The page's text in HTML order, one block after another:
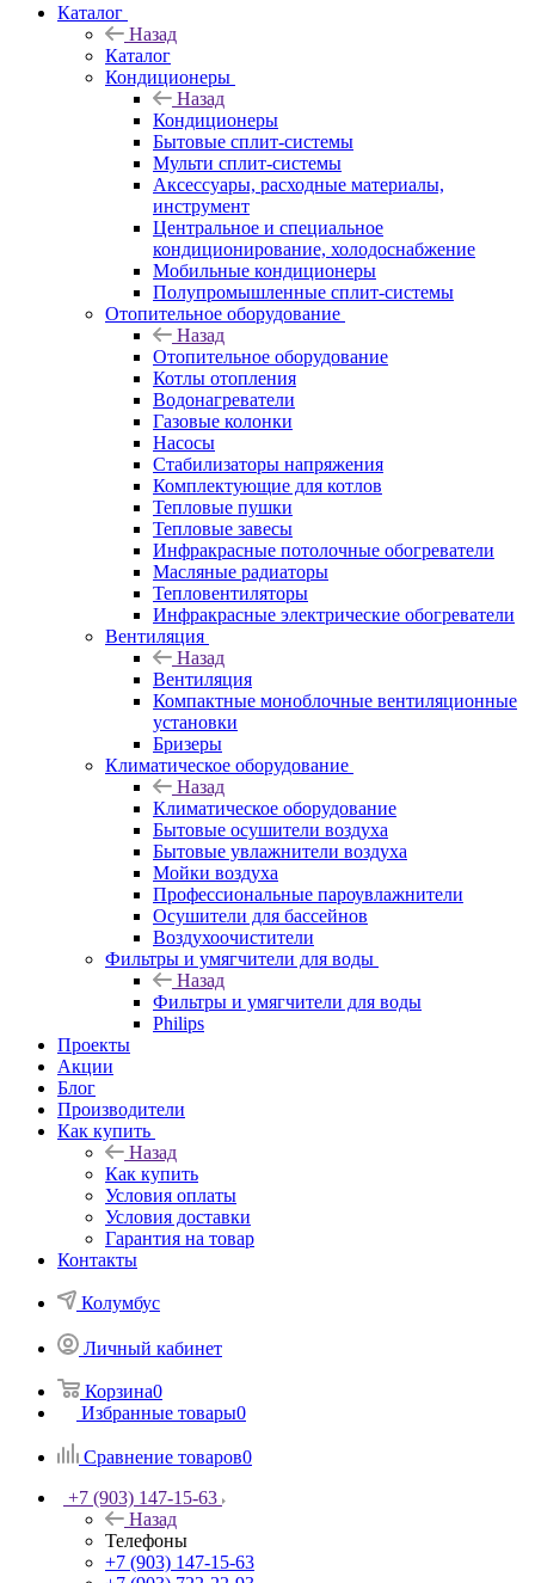
Каталог
Назад
Каталог
Кондиционеры
Назад
Кондиционеры
Бытовые сплит-системы
Мульти сплит-системы
Аксессуары, расходные материалы,
инструмент
Центральное и специальное
кондиционирование, холодоснабжение
Мобильные кондиционеры
Полупромышленные сплит-системы
Отопительное оборудование
Назад
Отопительное оборудование
Котлы отопления
Водонагреватели
Газовые колонки
Насосы
Стабилизаторы напряжения
Комплектующие для котлов
Тепловые пушки
Тепловые завесы
Инфракрасные потолочные обогреватели
Масляные радиаторы
Тепловентиляторы
Инфракрасные электрические обогреватели
Вентиляция
Назад
Вентиляция
Компактные моноблочные вентиляционные
установки
Бризеры
Климатическое оборудование
Назад
Климатическое оборудование
Бытовые осушители воздуха
Бытовые увлажнители воздуха
Мойки воздуха
Профессиональные пароувлажнители
Осушители для бассейнов
Воздухоочистители
Фильтры и умягчители для воды
Назад
Фильтры и умягчители для воды
Philips
Проекты
Акции
Блог
Производители
Как купить
Назад
Как купить
Условия оплаты
Условия доставки
Гарантия на товар
Контакты
Колумбус
Личный кабинет
Корзина0
Избранные товары0
Сравнение товаров0
+7 (903) 147-15-63
Назад
Телефоны
+7 (903) 147-15-63